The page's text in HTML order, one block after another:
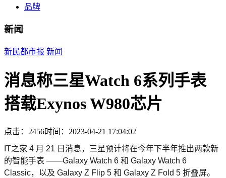
品牌
新闻
新民都市报 新闻
消息称三星Watch 6系列手表
搭载Exynos W980芯片
点击：2456时间：2023-04-21 17:04:02
IT之家 4 月 21 日消息，三星预计将在今年下半年推出两款新
的智能手表 ——Galaxy Watch 6 和 Galaxy Watch 6
Classic，以及 Galaxy Z Flip 5 和 Galaxy Z Fold 5 折叠屏。